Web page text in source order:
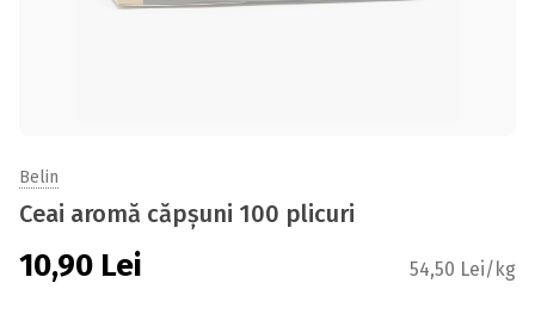
Belin
Ceai aromă căpșuni 100 plicuri
10,90 Lei 54,50 Lei/kg